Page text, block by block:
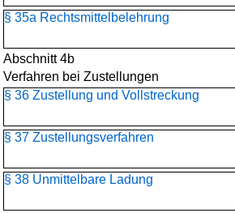
§ 35a Rechtsmittelbelehrung
Abschnitt 4b
Verfahren bei Zustellungen
§ 36 Zustellung und Vollstreckung
§ 37 Zustellungsverfahren
§ 38 Unmittelbare Ladung